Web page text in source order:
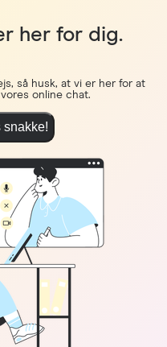
her for dig.
så husk, at vi er her for at
online chat.
snakke!